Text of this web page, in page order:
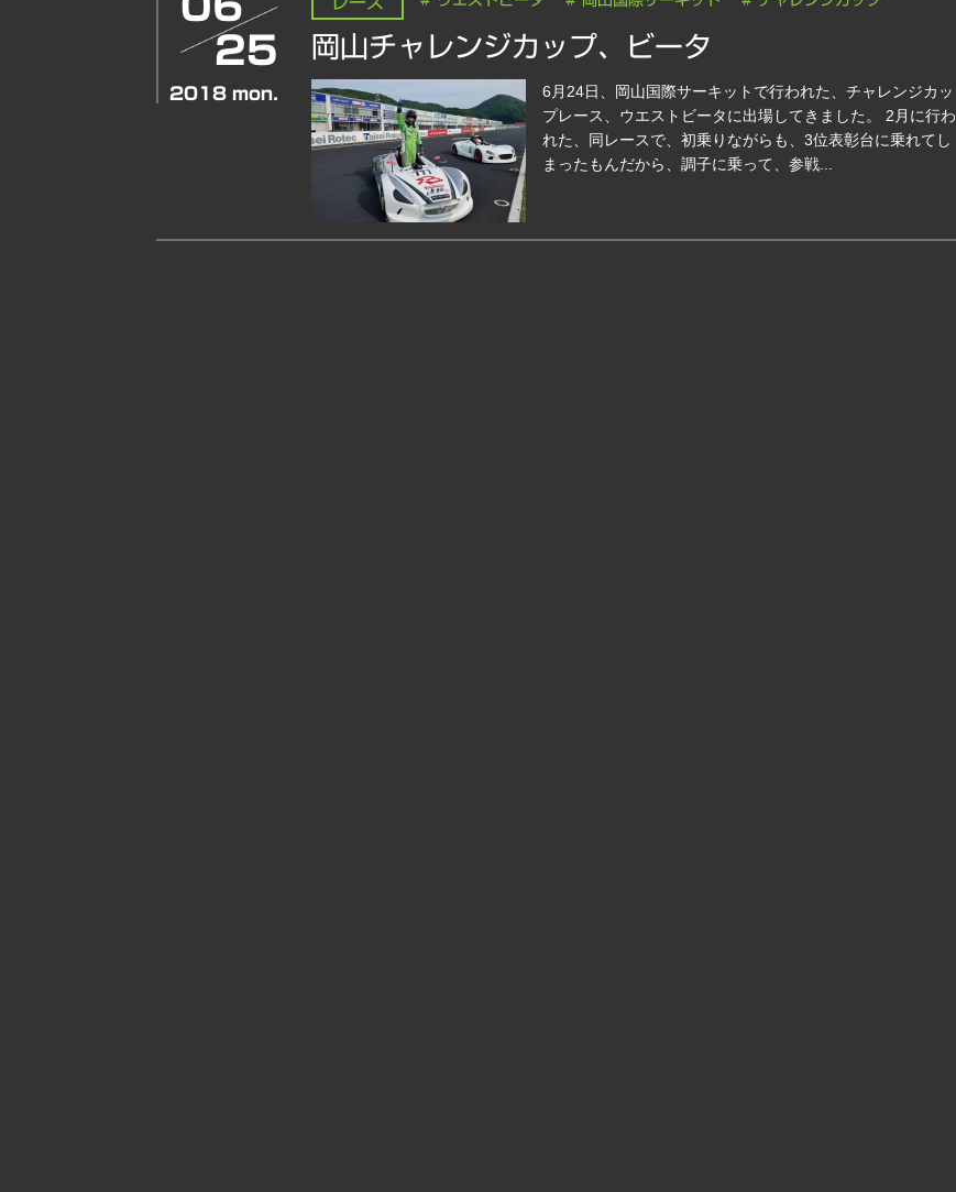
25
2018 mon.
岡山チャレンジカップ、ビータ
6月24日、岡山国際サーキットで行われた、チャレンジカッ
プレース、ウエストビータに出場してきました。 2月に行わ
れた、同レースで、初乗りながらも、3位表彰台に乗れてし
まったもんだから、調子に乗って、参戦...